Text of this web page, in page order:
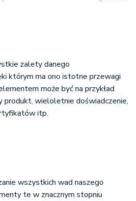
zalety danego
którym ma ono istotne przewagi
może być na przykład
produkt, wieloletnie doświadczenie,
itp.
wszystkich wad naszego
te w znacznym stopniu